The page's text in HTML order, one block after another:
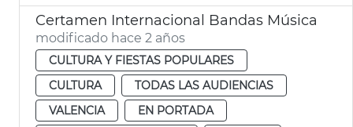
Certamen Internacional Bandas Música
modificado hace 2 años
CULTURA Y FIESTAS POPULARES
CULTURA
TODAS LAS AUDIENCIAS
VALENCIA
EN PORTADA